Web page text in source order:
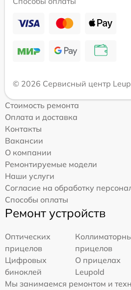
© 2026 Сервисный центр
Стоимость ремонта
Оплата и доставка
Контакты
Вакансии
О компании
Ремонтируемые модели
Наши услуги
Согласие на обработку
Способы оплаты
Ремонт устройств
Оптических
прицелов
прицелов
Цифровых
биноклей
О прицелах
Leupold
Мы занимаемся ремонтом и